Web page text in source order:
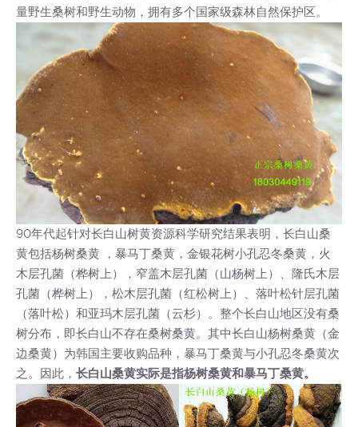
量野生桑树和野生动物，拥有多个国家级森林自然保护区。
90年代起针对长白山树黄资源科学研究结果表明，长白山桑
黄包括杨树桑黄 ，暴马丁桑黄，金银花树小孔忍冬桑黄，火
木层孔菌（桦树上），窄盖木层孔菌（山杨树上）、隆氏木层
孔菌（桦树上），松木层孔菌（红松树上）、落叶松针层孔菌
（落叶松）和亚玛木层孔菌（云杉）。整个长白山地区没有桑
树分布，即长白山不存在桑树桑黄。其中长白山杨树桑黄（金
边桑黄）为韩国主要收购品种，暴马丁桑黄与小孔忍冬桑黄次
之。因此， 长白山桑黄实际是指杨树桑黄和暴马丁桑黄。